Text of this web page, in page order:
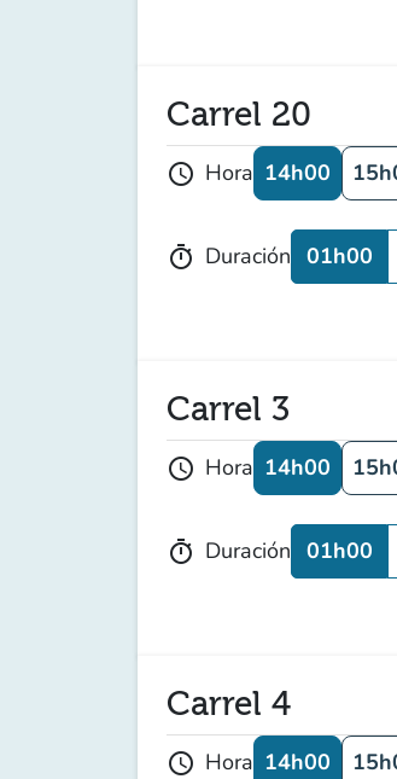
Carrel 20
schedule Hora 14h00
timer Duración 01h00
Carrel 3
schedule Hora 14h00
timer Duración 01h00
Carrel 4
schedule Hora 14h00